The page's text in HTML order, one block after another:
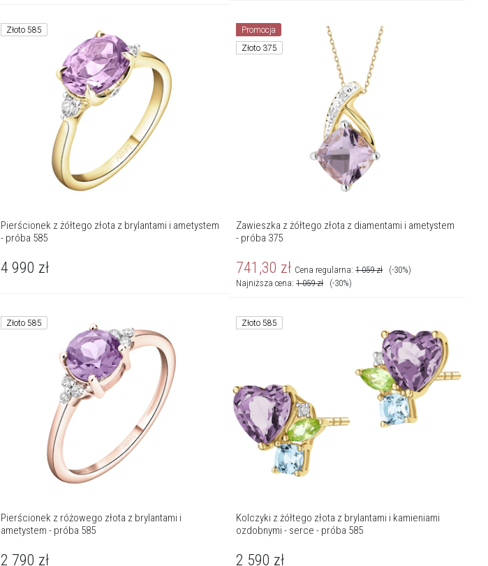
Złoto 585
Pierścionek z żółtego złota z brylantami i ametystem
- próba 585
4 990 zł
Promocja
Złoto 375
Zawieszka z żółtego złota z diamentami i ametystem
- próba 375
741,30 zł Cena regularna:1 059 zł
(-30%)
Najniższa cena:1 059 zł (-30%)
Złoto 585
Pierścionek z różowego złota z brylantami i
ametystem - próba 585
2 790 zł
Złoto 585
Kolczyki z żółtego złota z brylantami i kamieniami
ozdobnymi - serce - próba 585
2 590 zł